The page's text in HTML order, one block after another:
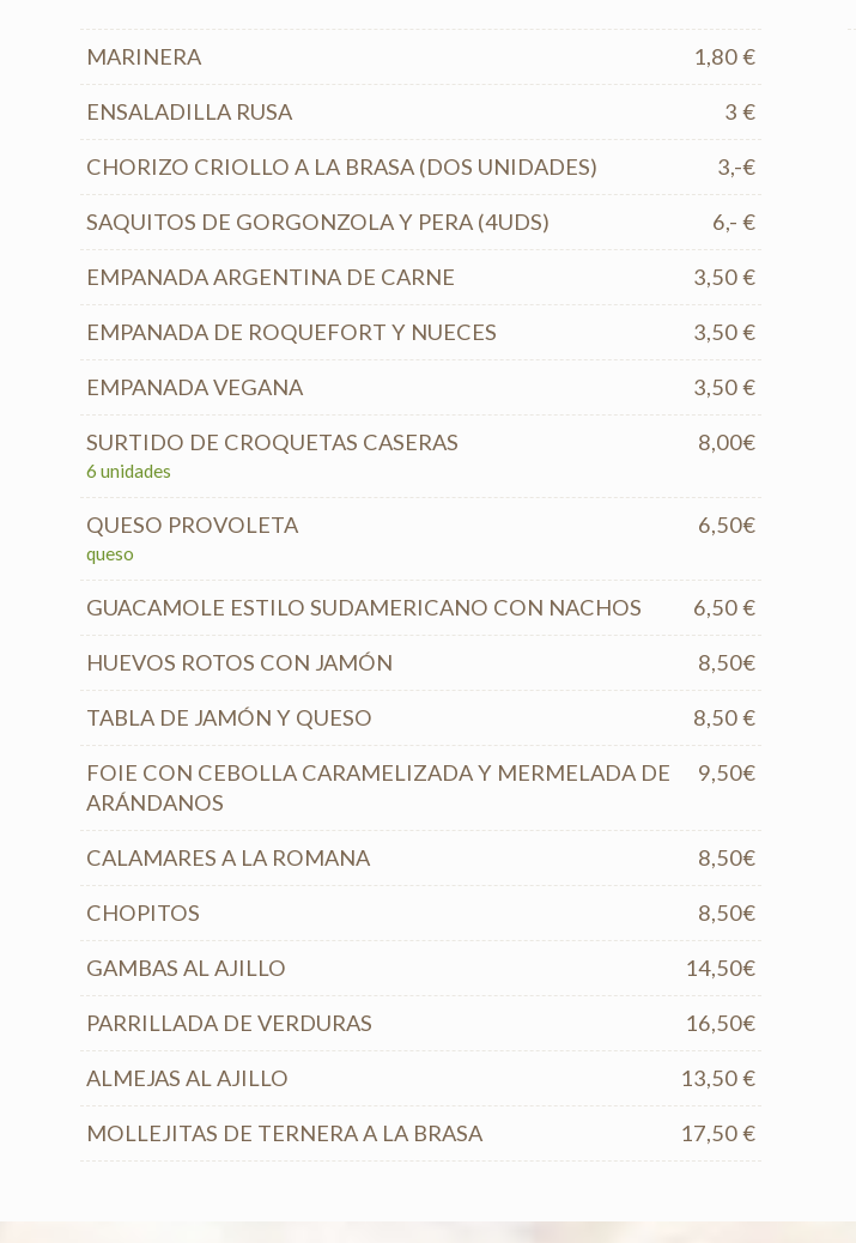
MARINERA 1,80 €
ENSALADILLA RUSA 3 €
CHORIZO CRIOLLO A LA BRASA (DOS UNIDADES) 3,-€
SAQUITOS DE GORGONZOLA Y PERA (4UDS) 6,- €
EMPANADA ARGENTINA DE CARNE 3,50 €
EMPANADA DE ROQUEFORT Y NUECES 3,50 €
EMPANADA VEGANA 3,50 €
SURTIDO DE CROQUETAS CASERAS 8,00€
6 unidades
QUESO PROVOLETA 6,50€
queso
GUACAMOLE ESTILO SUDAMERICANO CON NACHOS 6,50 €
HUEVOS ROTOS CON JAMÓN 8,50€
TABLA DE JAMÓN Y QUESO 8,50 €
FOIE CON CEBOLLA CARAMELIZADA Y MERMELADA DE
ARÁNDANOS
9,50€
CALAMARES A LA ROMANA 8,50€
CHOPITOS 8,50€
GAMBAS AL AJILLO 14,50€
PARRILLADA DE VERDURAS 16,50€
ALMEJAS AL AJILLO 13,50 €
MOLLEJITAS DE TERNERA A LA BRASA 17,50 €